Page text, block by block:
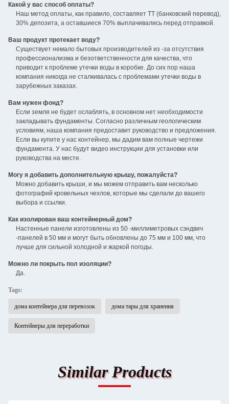
Какой у вас способ оплаты?
Наш метод оплаты, как правило, составляет TT (банковский перевод),
30% депозита, а оставшиеся 70% выплачивались перед отправкой.
Ваш продукт протекает воду?
Существует немало бытовых производителей из -за отсутствия
профессионализма и безответственности для качества, что
приводит к проблеме утечки воды в коробке. До сих пор наша
компания никогда не сталкивалась с проблемами утечки воды в
зарубежных заказах.
Вам нужен фонд?
Если земля не будет ослаблять, в основном нет необходимости
закладывать фундаменты. Согласно различным геологическим
условиям, наша компания предоставит руководство и предложения.
Если вы купите у нас контейнер, мы дадим вам полные чертежи
фундамента. У нас будут видео инструкции для установки или
руководства на месте.
Могу я добавить дополнительную крышу, пожалуйста?
Можно добавить крыши, и мы можем отправить вам несколько
фотографий кровельных чехлов, которые мы сделали до вашего
выбора и ссылки.
Как изолирован ваш контейнерный дом?
Настенные панели изготовлены из 50 -миллиметровых сэндвич
-панелей в 50 мм и могут быть обновлены до 75 мм и 100 мм, что
лучше для сильной холодной и жаркой погоды.
Можно ли покрыть пол изоляции?
Да.
Tags:
дома контейнера для перевозок дома тары для хранения
Контейнеры для переработки
Similar Products